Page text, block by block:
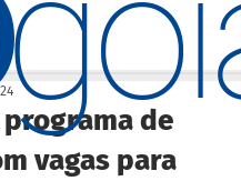
de
vagas para